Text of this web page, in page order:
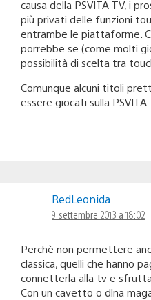
causa della PSVITA TV, i
più privati delle funzioni
entrambe le piattaforme.
porrebbe se (come molti
possibilità di scelta tra
Comunque alcuni titoli
essere giocati sulla PSVITA
RedLeonida
9 settembre 2013 a 18:02
Perchè non permettere
classica, quelli che hanno
connetterla alla tv e
Con un cavetto o dlna